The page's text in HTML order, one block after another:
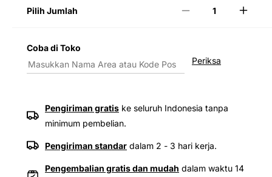
Pilih Jumlah
Kurangi
Blue
Wide-
Crop
Coba di Toko
Periksa
Pengiriman gratis ke seluruh Indonesia tanpa
minimum pembelian.
Pengiriman standar dalam 2 - 3 hari kerja.
Pengembalian gratis dan mudah dalam waktu 14